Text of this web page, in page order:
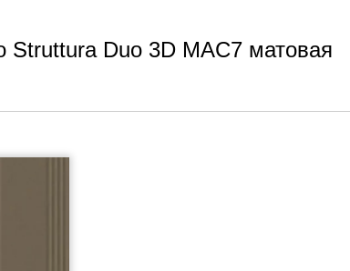
Struttura Duo 3D MAC7 матовая